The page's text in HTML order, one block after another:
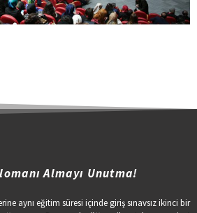
Almayı Unutma!
aynı eğitim süresi içinde giriş sınavsız ikinci bir